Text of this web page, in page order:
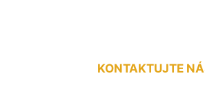
KONTAKTUJTE